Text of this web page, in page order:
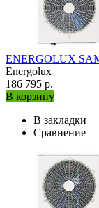
ENERGOLUX
Energolux
186 795 р.
В корзину
В закладки
Сравнение